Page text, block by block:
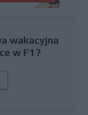
wakacyjna
w F1?